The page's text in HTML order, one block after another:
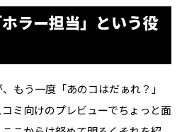
ラー担当」という役
もう一度「あのコはだぁれ？」
ミ向けのプレビューでちょっと面